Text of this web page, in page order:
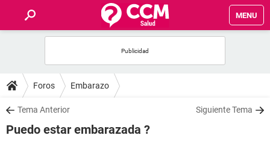
MENU
FOROS
SALUD
Foros Embarazo
Tema Anterior Siguiente Tema
Puedo estar embarazada ?